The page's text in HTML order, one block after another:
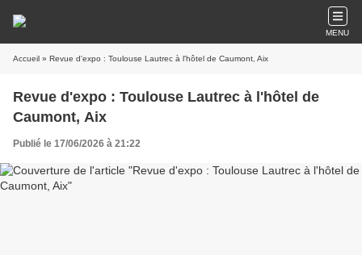
MENU
Accueil » Revue d'expo : Toulouse Lautrec à l'hôtel de Caumont, Aix
Revue d'expo : Toulouse Lautrec à l'hôtel de
Caumont, Aix
Publié le 17/06/2026 à 21:22